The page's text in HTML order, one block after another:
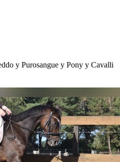
y Purosangue y Pony y Cavalli